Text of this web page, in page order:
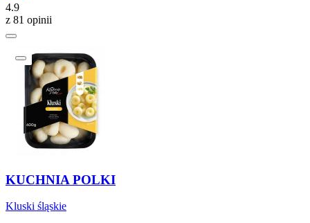
4.9
z 81 opinii
KUCHNIA POLKI
Kluski śląskie